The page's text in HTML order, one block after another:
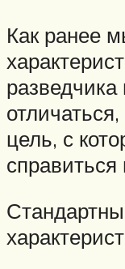
Как ранее
цель, с